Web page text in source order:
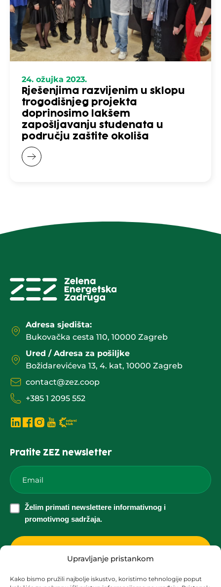
Upravljanje pristankom
Kako bismo pružili najbolje iskustvo, koristimo tehnologije poput
24. ožujka 2023.
Rješenjima razvijenim u sklopu
trogodišnjeg projekta
doprinosimo lakšem
zapošljavanju studenata u
području zaštite okoliša
Adresa sjedišta:
Bukovačka cesta 110, 10000 Zagreb
Ured / Adresa za pošiljke
Božidarevićeva 13, 4. kat, 10000 Zagreb
contact@zez.coop
+385 1 2095 552
Pratite ZEZ newsletter
Email
*
Želim
primati
informativnog
sadržaja.
Želim primati newslettere informativnog i
promotivnog sadržaja.